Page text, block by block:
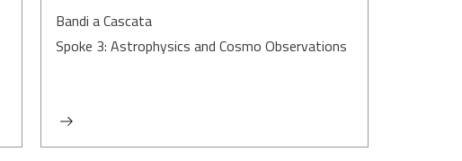
Bandi a Cascata
Spoke 3: Astrophysics and Cosmo Observations